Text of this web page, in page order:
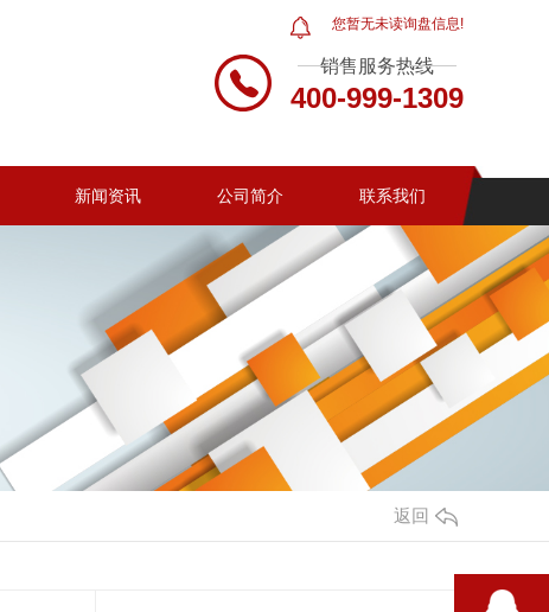
您暂无未读询盘信息!
销售服务热线
400-999-1309
新闻资讯 公司简介 联系我们
返回